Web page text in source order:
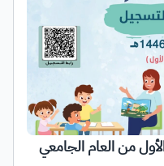
من العام الجامعي